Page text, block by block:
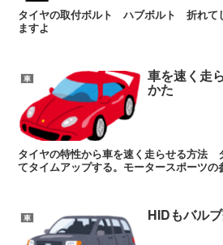
タイヤの取付ボルト ハブボルト 折れて
ますよ
車 車を速く走
かた
タイヤの特性から車を速く走らせる方法
てタイムアップする。モータースポーツの
車 HIDもバル